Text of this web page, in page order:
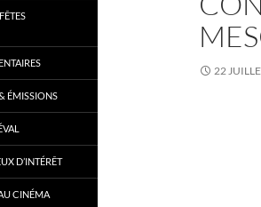
22
ÉMISSIONS
D’INTÉRÊT
CINÉMA